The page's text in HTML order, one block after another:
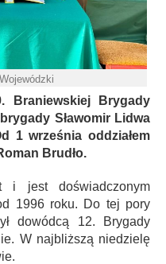
Braniewskiej Brygady
Sławomir Lidwa
1 września oddziałem
Brudło.
jest doświadczonym
1996 roku. Do tej pory
dowódcą 12. Brygady
W najbliższą niedzielę